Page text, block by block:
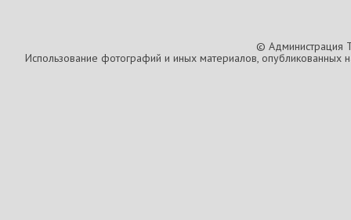
© Администрация
Использование фотографий и иных материалов, опубликованных